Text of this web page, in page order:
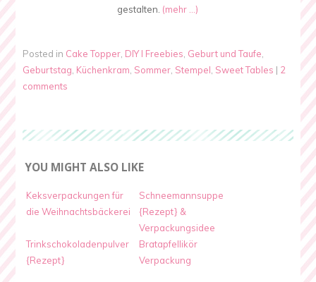
gestalten. (mehr …)
Posted in Cake Topper DIY I Freebies Geburt und Taufe
Geburtstag Küchenkram Sommer Stempel Sweet Tables | 2
comments
YOU MIGHT ALSO LIKE
Keksverpackungen für
die Weihnachtsbäckerei
Schneemannsuppe
{Rezept} &
Verpackungsidee
Trinkschokoladenpulver
{Rezept}
Bratapfellikör
Verpackung